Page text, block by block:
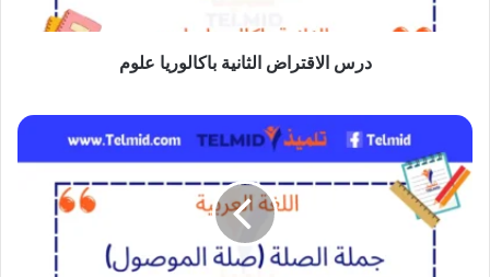
درس الاقتراض الثانية باكالوريا علوم
جملة
الصلة
(صلة
الموصول)